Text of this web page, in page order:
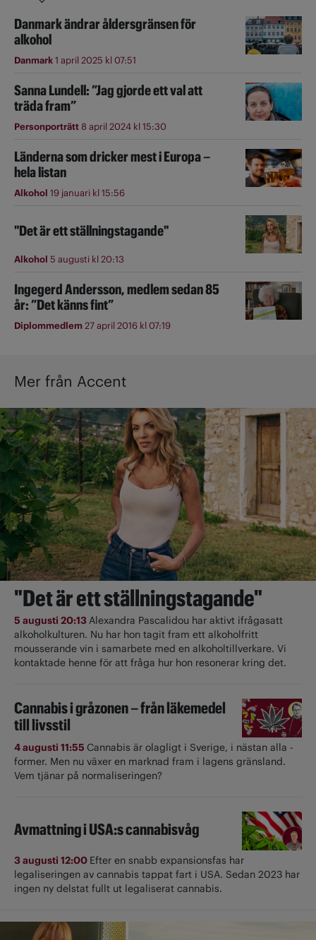
Danmark ändrar åldersgränsen för
alkohol
Danmark1 april 2025 kl 07:51
Sanna Lundell: ”Jag gjorde ett val att
träda fram”
Personporträtt8 april 2024 kl 15:30
Länderna som dricker mest i Europa –
hela listan
Alkohol 19 januari kl 15:56
"Det är ett ställningstagande"
Alkohol 5 augusti kl 20:13
Ingegerd Andersson, medlem sedan 85
år: ”Det känns fint”
Diplommedlem27 april 2016 kl 07:19
Mer från Accent
"Det är ett ställningstagande"
5 augusti 20:13Alexandra Pascalidou har aktivt ifrågasatt
alkoholkulturen. Nu har hon tagit fram ett alkoholfritt
mousserande vin i samarbete med en alkoholtillverkare. Vi
kontaktade henne för att fråga hur hon resonerar kring det.
Cannabis i gråzonen – från läkemedel
till livsstil
4 augusti 11:55 Cannabis är olagligt i ­Sverige, i nästan alla ­
former. Men nu växer en marknad fram i lagens gränsland.
Vem tjänar på normaliseringen?
Avmattning i USA:s cannabisvåg
3 augusti 12:00 Efter en snabb expansionsfas har
legaliseringen av cannabis tappat fart i USA. Sedan 2023 har
ingen ny delstat fullt ut ­legaliserat cannabis.